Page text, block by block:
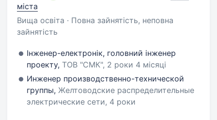
міста
Вища освіта · Повна зайнятість, неповна
зайнятість
Інженер-електронік, головний інженер
проекту, ТОВ "СМК", 2 роки 4 місяці
Инженер производственно-технической
группы, Желтоводские распределительные
электрические сети, 4 роки